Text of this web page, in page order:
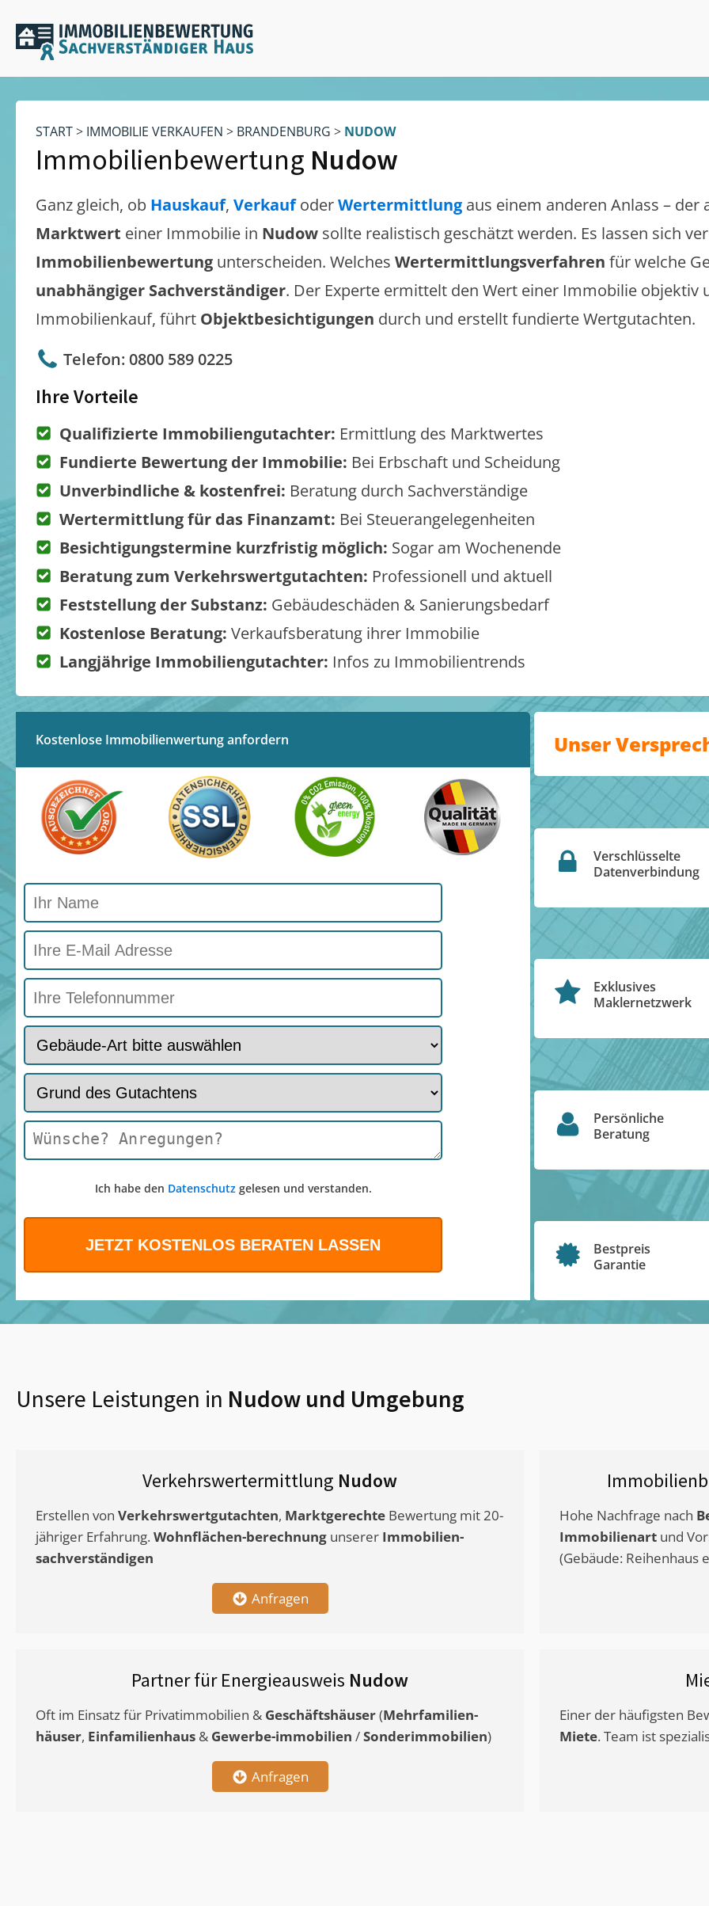
START> IMMOBILIE VERKAUFEN > BRANDENBURG > NUDOW
Immobilienbewertung Nudow
Ganz gleich, ob Hauskauf, VerkaufoderWertermittlung aus einem anderen Anlass – der
Marktwert einer Immobilie in Nudow sollte realistisch geschätzt werden. Es lassen sich
Immobilienbewertung unterscheiden. Welches Wertermittlungsverfahren für welche
unabhängiger Sachverständiger. Der Experte ermittelt den Wert einer Immobilie objektiv
Immobilienkauf, führt Objektbesichtigungen durch und erstellt fundierte Wertgutachten.
Telefon: 0800 589 0225
Ihre Vorteile
Qualifizierte Immobiliengutachter: Ermittlung des Marktwertes
Fundierte Bewertung der Immobilie: Bei Erbschaft und Scheidung
Unverbindliche & kostenfrei: Beratung durch Sachverständige
Wertermittlung für das Finanzamt: Bei Steuerangelegenheiten
Besichtigungstermine kurzfristig möglich: Sogar am Wochenende
Beratung zum Verkehrswertgutachten: Professionell und aktuell
Feststellung der Substanz: Gebäudeschäden & Sanierungsbedarf
Kostenlose Beratung: Verkaufsberatung ihrer Immobilie
Langjährige Immobiliengutachter: Infos zu Immobilientrends
Kostenlose Immobilienwertung anfordern
Ich habe den Datenschutzgelesen und verstanden.
Unser
Verschlüsselte
Datenverbindung
Exklusives
Maklernetzwerk
Persönliche
Beratung
Bestpreis
Garantie
Unsere Leistungen in Nudow und Umgebung
Verkehrswertermittlung Nudow
Erstellen von Verkehrswertgutachten, Marktgerechte Bewertung mit 20-
jähriger Erfahrung. Wohnflächen-berechnung unserer Immobilien-
sachverständigen
Anfragen
Hohe Nachfrage nach
Immobilienart und
(Gebäude: Reihenhaus
Partner für Energieausweis Nudow
Oft im Einsatz für Privatimmobilien & Geschäftshäuser(Mehrfamilien-
häuser, Einfamilienhaus & Gewerbe-immobilien /Sonderimmobilien)
Anfragen
Einer der häufigsten
Miete. Team ist